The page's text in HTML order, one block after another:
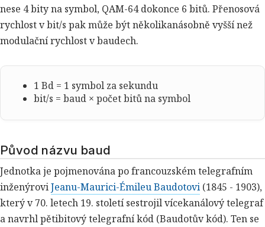
nese 4 bity na symbol, QAM-64 dokonce 6 bitů. Přenosová
rychlost v bit/s pak může být několikanásobně vyšší než
modulační rychlost v baudech.
1 Bd = 1 symbol za sekundu
bit/s = baud × počet bitů na symbol
Původ názvu baud
Jednotka je pojmenována po francouzském telegrafním
inženýroviJeanu-Maurici-Émileu Baudotovi (1845 - 1903),
který v 70. letech 19. století sestrojil vícekanálový telegraf
a navrhl pětibitový telegrafní kód (Baudotův kód). Ten se